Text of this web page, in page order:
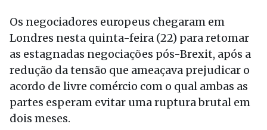
Os negociadores europeus chegaram em
Londres nesta quinta-feira (22) para retomar
as estagnadas negociações pós-Brexit, após a
redução da tensão que ameaçava prejudicar o
acordo de livre comércio com o qual ambas as
partes esperam evitar uma ruptura brutal em
dois meses.